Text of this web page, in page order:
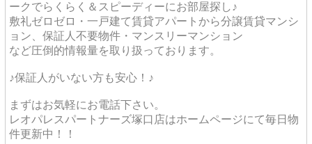
ークでらくらく＆スピーディーにお部屋探し♪
敷礼ゼロゼロ・一戸建て賃貸アパートから分譲賃貸マンシ
ョン、保証人不要物件・マンスリーマンション
など圧倒的情報量を取り扱っております。
♪保証人がいない方も安心！♪
まずはお気軽にお電話下さい。
レオパレスパートナーズ塚口店はホームページにて毎日物
件更新中！！